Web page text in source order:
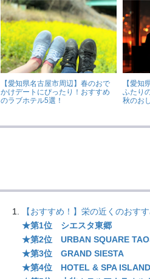
【愛知県名古屋市周辺】春のおで
かけデートにぴったり！おすすめ
のラブホテル5選！
【愛知
ふたり
秋のお
【おすすめ！】栄の近くのおす
★第1位 シエスタ東郷
★第2位 URBAN SQUARE
★第3位 GRAND SIESTA
★第4位 HOTEL & SPA ISLAND